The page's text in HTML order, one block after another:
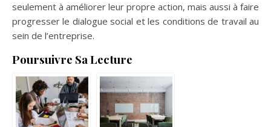
seulement à améliorer leur propre action, mais aussi à faire
progresser le dialogue social et les conditions de travail au
sein de l’entreprise.
Poursuivre Sa Lecture